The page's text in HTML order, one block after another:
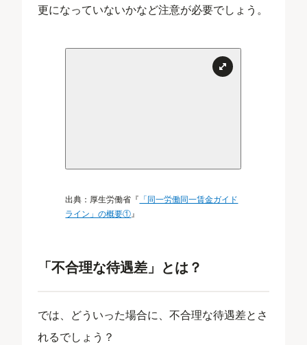
更になっていないかなど注意が必要でしょう。
出典：厚生労働省『 「同一労働同一賃金ガイド
ライン」の概要①』
「不合理な待遇差」とは？
では、どういった場合に、不合理な待遇差とさ
れるでしょう？